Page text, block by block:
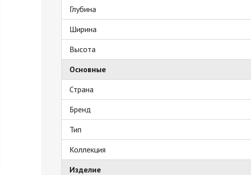
Глубина
Ширина
Высота
Основные
Страна
Бренд
Тип
Коллекция
Изделие